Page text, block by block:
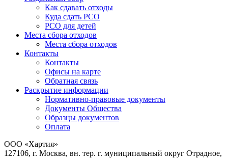
Как сдавать отходы
Куда сдать РСО
РСО для детей
Места сбора отходов
Места сбора отходов
Контакты
Контакты
Офисы на карте
Обратная связь
Раскрытие информации
Нормативно-правовые документы
Документы Общества
Образцы документов
Оплата
ООО «Хартия»
127106, г. Москва, вн. тер. г. муниципальный округ Отрадное,